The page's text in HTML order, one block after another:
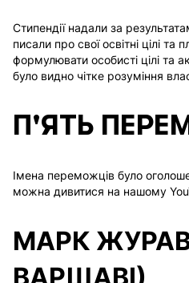
Стипендії надали за
писали про свої освітні цілі та
формулювати особисті цілі та
було видно чітке розуміння
П'ЯТЬ
Імена переможців було
можна дивитися на нашому
МАРК